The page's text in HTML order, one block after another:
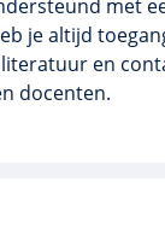
met
je altijd
en
docenten.